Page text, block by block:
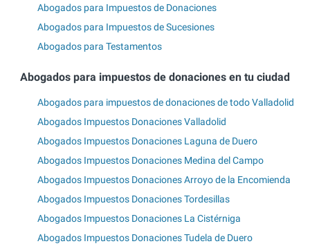
Abogados para Impuestos de Donaciones
Abogados para Impuestos de Sucesiones
Abogados para Testamentos
Abogados para impuestos de donaciones en tu ciudad
Abogados para impuestos de donaciones de todo Valladolid
Abogados Impuestos Donaciones Valladolid
Abogados Impuestos Donaciones Laguna de Duero
Abogados Impuestos Donaciones Medina del Campo
Abogados Impuestos Donaciones Arroyo de la Encomienda
Abogados Impuestos Donaciones Tordesillas
Abogados Impuestos Donaciones La Cistérniga
Abogados Impuestos Donaciones Tudela de Duero